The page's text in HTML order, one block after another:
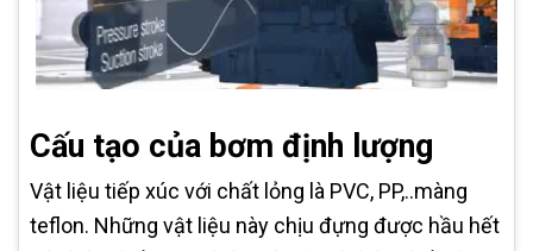
Cấu tạo của bơm định lượng
Vật liệu tiếp xúc với chất lỏng là PVC, PP,..màng
teflon. Những vật liệu này chịu đựng được hầu hết